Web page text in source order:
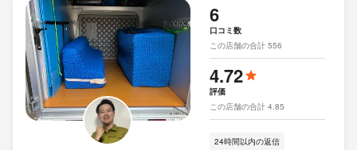
6
口コミ数
この店舗の合計 556
4.72
評価
この店舗の合計 4.85
24時間以内の返信